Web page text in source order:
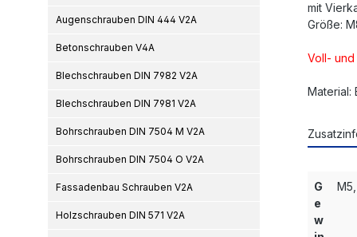
Augenschrauben DIN 444 V2A
Betonschrauben V4A
Blechschrauben DIN 7982 V2A
Blechschrauben DIN 7981 V2A
Bohrschrauben DIN 7504 M V2A
Bohrschrauben DIN 7504 O V2A
Fassadenbau Schrauben V2A
Holzschrauben DIN 571 V2A
mit
Größe:
Voll-
Material:
G
e
w